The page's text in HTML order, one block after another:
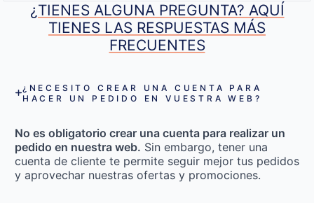
¿TIENES ALGUNA PREGUNTA? AQUÍ
TIENES LAS RESPUESTAS MÁS
FRECUENTES
¿NECESITO CREAR UNA CUENTA PARA
HACER UN PEDIDO EN VUESTRA WEB?
No es obligatorio crear una cuenta para realizar un
pedido en nuestra web. Sin embargo, tener una
cuenta de cliente te permite seguir mejor tus pedidos
y aprovechar nuestras ofertas y promociones.